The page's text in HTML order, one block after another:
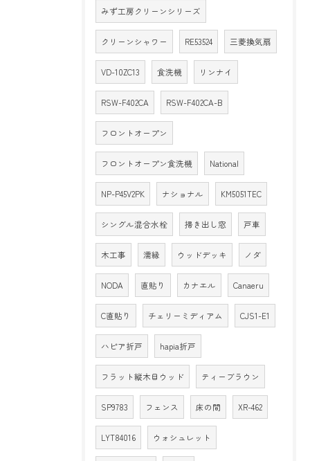
みず工房クリーンシリーズ
クリーンシャワー RE53524 三菱換気扇
VD-10ZC13 食洗機 リンナイ
RSW-F402CA RSW-F402CA-B
フロントオープン
フロントオープン食洗機 National
NP-P45V2PK ナショナル KM5051TEC
シングル混合水栓 掃き出し窓 戸車
木工事 濡縁 ウッドデッキ ノダ
NODA 直貼り カナエル Canaeru
C直貼り チェリーミディアム CJS1-E1
ハピア折戸 hapia折戸
フラット縦木目ウッド ティーブラウン
SP9783 フェンス 床の間 XR-462
LYT84016 ウォシュレット